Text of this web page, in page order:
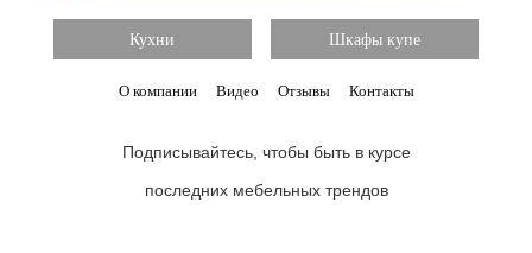
Кухни Шкафы купе
О компании Видео Отзывы Контакты
Подписывайтесь, чтобы быть в курсе
последних мебельных трендов